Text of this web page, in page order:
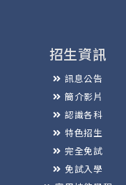
招生資訊
訊息公告
簡介影片
認識各科
特色招生
完全免試
免試入學